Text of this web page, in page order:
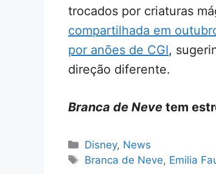
trocados por criaturas
compartilhada em
por anões de CGI,
direção diferente.
Branca de Neve tem
Categorias
Disney, News
Tags
Branca de Neve, Emilia